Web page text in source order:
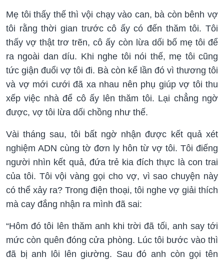
Mẹ tôi thấy thế thì vội chạy vào can, bà còn bênh vợ
tôi rằng thời gian trước cô ấy có đến thăm tôi. Tôi
thấy vợ thật trơ trẽn, cô ấy còn lừa dối bố mẹ tôi để
ra ngoài dan díu. Khi nghe tôi nói thế, mẹ tôi cũng
tức giận đuổi vợ tôi đi. Bà còn kể lần đó vì thương tôi
và vợ mới cưới đã xa nhau nên phụ giúp vợ tôi thu
xếp việc nhà để cô ấy lên thăm tôi. Lại chẳng ngờ
được, vợ tôi lừa dối chồng như thế.
Vài tháng sau, tôi bất ngờ nhận được kết quả xét
nghiệm ADN cùng tờ đơn ly hôn từ vợ tôi. Tôi điếng
người nhìn kết quả, đứa trẻ kia đích thực là con trai
của tôi. Tôi vội vàng gọi cho vợ, vì sao chuyện này
có thể xảy ra? Trong điện thoại, tôi nghe vợ giải thích
mà cay đắng nhận ra mình đã sai:
“Hôm đó tôi lên thăm anh khi trời đã tối, anh say tới
mức còn quên đóng cửa phòng. Lúc tôi bước vào thì
đã bị anh lôi lên giường. Sau đó anh còn gọi tên